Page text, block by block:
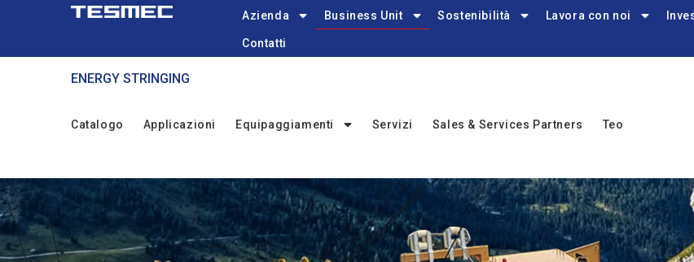
Main
Azienda Business Unit Sostenibilità Lavora con noi
Contatti
ENERGY STRINGING
Menu
Catalogo Applicazioni Equipaggiamenti Servizi Sales & Services Partners Teo